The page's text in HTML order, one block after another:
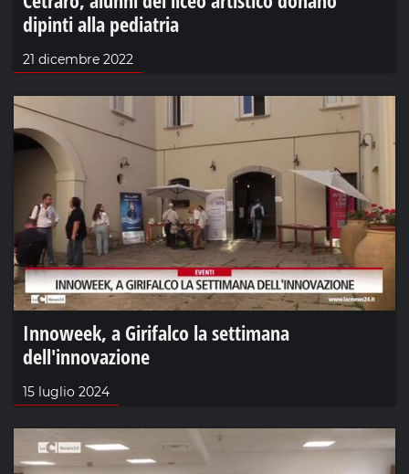
dipinti alla pediatria
21 dicembre 2022
Innoweek, a Girifalco la settimana
dell'innovazione
15 luglio 2024